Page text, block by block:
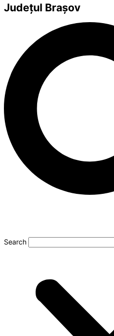
Județul Brașov
Search